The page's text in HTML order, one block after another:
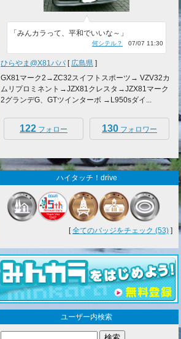
「みんカラって、平和でいいな～」
何シテル？ 07/07 11:30
ひらやま@X81パパ [ 広島県 ]
GX81マーク2→ZC32スイフトスポーツ→ VZV32カ
ムリプロミネント→JZX81クレスタ→JZX81マーク
2グランデG、GTツインターボ →L950sダイ...
122 フォロー 130 フォロワー
ハイタッチ！drive
[全てのバッジをチェック (53) ]
ユーザー内検索